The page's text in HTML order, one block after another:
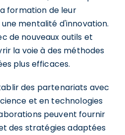
formation de leur
mentalité d'innovation.
de nouveaux outils et
la voie à des méthodes
plus efficaces.
des partenariats avec
et en technologies
peuvent fournir
des stratégies adaptées